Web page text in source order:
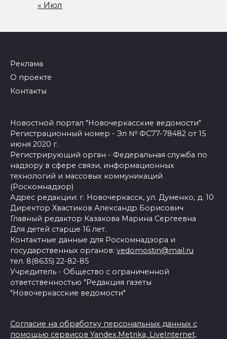
« Июл
Реклама
О проекте
Контакты
Новостной портал "Новочеркасские ведомости"
Регистрационный номер - Эл № ФС77-78482 от 15
июня 2020 г.
Регистрирующий орган - Федеральная служба по
надзору в сфере связи, информационных
технологий и массовых коммуникаций
(Роскомнадзор)
Адрес редакции: г. Новочеркасск, ул. Думенко, д. 10
Директор Хвастиков Александр Борисович
Главный редактор Казакова Марина Сергеевна
Для детей старше 16 лет.
Контактные данные для Роскомнадзора и
государственных органов: vedomostin@mail.ru
тел. 8(8635) 22-82-85
Учредитель - Общество с ограниченной
ответственностью "Редакция газеты
"Новочеркасские ведомости"
Согласие на обработку персональных данных с
помощью сервисов Yandex.Metrika, LiveInternet,